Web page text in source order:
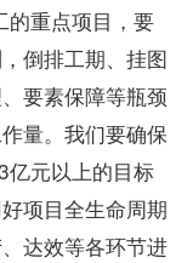
的重点项目，要
倒排工期、挂图
要素保障等瓶颈
量。我们要确保
亿元以上的目标
项目全生命周期
达效等各环节进